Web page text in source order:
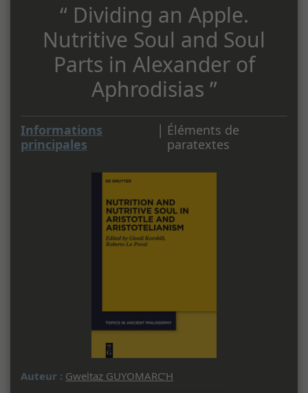
“ Dividing an Apple.
Nutritive Soul and Soul
Parts in Alexander of
Aphrodisias ”
Informations
principales
| Éléments de
paratextes
Auteur : Gweltaz GUYOMARC’H